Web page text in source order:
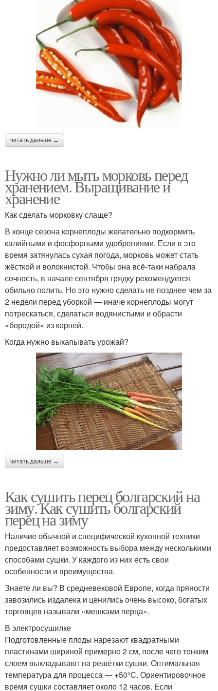
читать дальше →
Нужно ли мыть морковь перед
хранением. Выращивание и
хранение
Как сделать морковку слаще?
В конце сезона корнеплоды желательно подкормить
калийными и фосфорными удобрениями. Если в это
время затянулась сухая погода, морковь может стать
жёсткой и волокнистой. Чтобы она всё-таки набрала
сочность, в начале сентября грядку рекомендуется
обильно полить. Но это нужно сделать не позднее чем за
2 недели перед уборкой — иначе корнеплоды могут
потрескаться, сделаться водянистыми и обрасти
«бородой» из корней.
Когда нужно выкапывать урожай?
читать дальше →
Как сушить перец болгарский на
зиму. Как сушить болгарский
перец на зиму
Наличие обычной и специфической кухонной техники
предоставляет возможность выбора между несколькими
способами сушки. У каждого из них есть свои
особенности и преимущества.
Знаете ли вы? В средневековой Европе, когда пряности
завозились издалека и ценились очень высоко, богатых
торговцев называли «мешками перца».
В электросушилке
Подготовленные плоды нарезают квадратными
пластинами шириной примерно 2 см, после чего тонким
слоем выкладывают на решётки сушки. Оптимальная
температура для процесса — +50°С. Ориентировочное
время сушки составляет около 12 часов. Если